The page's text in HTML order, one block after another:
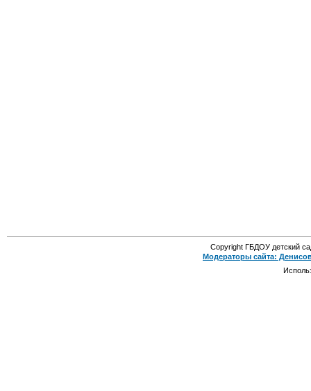
Copyright ГБДОУ детский
Модераторы сайта: